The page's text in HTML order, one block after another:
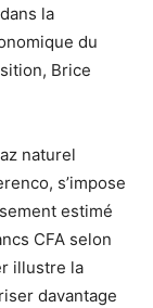
la
du
Brice
naturel
s’impose
estimé
CFA selon
illustre la
davantage